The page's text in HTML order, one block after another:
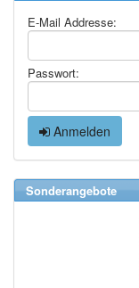
E-Mail Addresse:
Passwort:
Anmelden
Sonderangebote